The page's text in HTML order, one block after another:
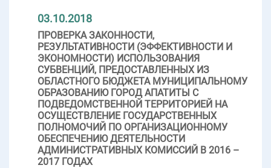
03.10.2018
ПРОВЕРКА ЗАКОННОСТИ,
РЕЗУЛЬТАТИВНОСТИ (ЭФФЕКТИВНОСТИ И
ЭКОНОМНОСТИ) ИСПОЛЬЗОВАНИЯ
СУБВЕНЦИЙ, ПРЕДОСТАВЛЕННЫХ ИЗ
ОБЛАСТНОГО БЮДЖЕТА МУНИЦИПАЛЬНОМУ
ОБРАЗОВАНИЮ ГОРОД АПАТИТЫ С
ПОДВЕДОМСТВЕННОЙ ТЕРРИТОРИЕЙ НА
ОСУЩЕСТВЛЕНИЕ ГОСУДАРСТВЕННЫХ
ПОЛНОМОЧИЙ ПО ОРГАНИЗАЦИОННОМУ
ОБЕСПЕЧЕНИЮ ДЕЯТЕЛЬНОСТИ
АДМИНИСТРАТИВНЫХ КОМИССИЙ В 2016 –
2017 ГОДАХ